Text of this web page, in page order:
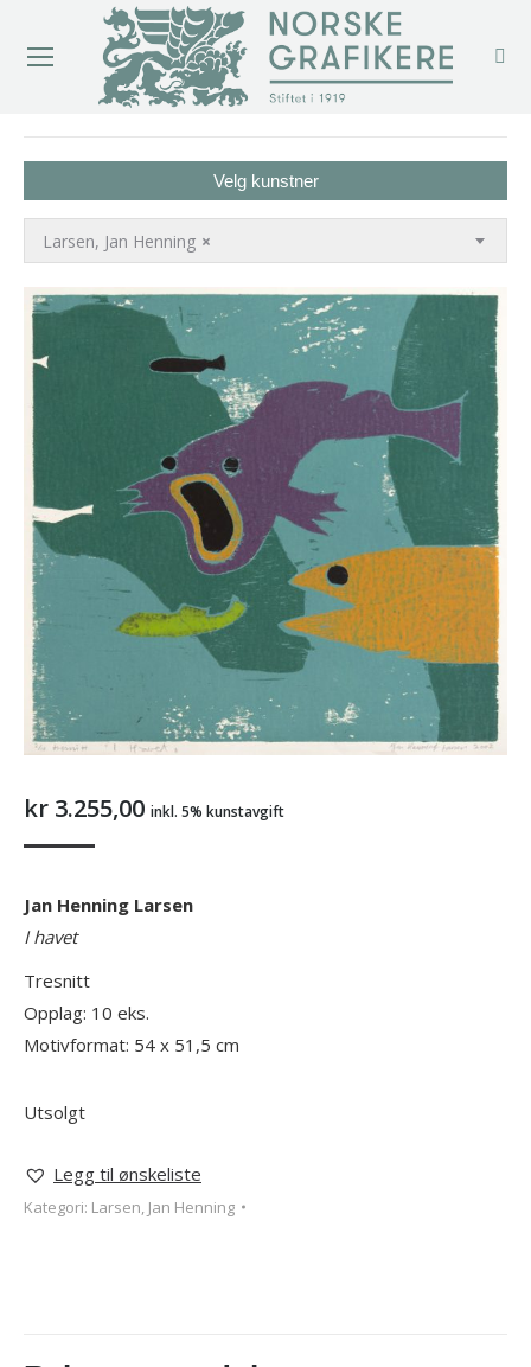
Velg kunstner
×
Larsen, Jan Henning
kr 3.255,00 inkl. 5% kunstavgift
Jan Henning Larsen
I havet
Tresnitt
Opplag: 10 eks.
Motivformat: 54 x 51,5 cm
Utsolgt
Legg til ønskeliste
Kategori: Larsen, Jan Henning